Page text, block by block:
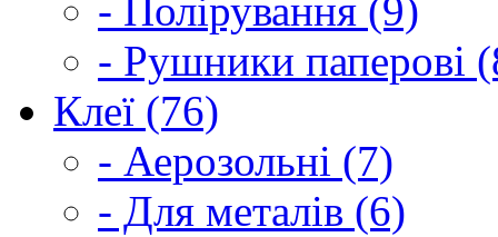
- Полірування (9)
- Рушники паперові
Клеї (76)
- Аерозольні (7)
- Для металів (6)